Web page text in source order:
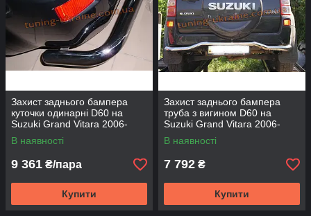
Захист заднього бампера
куточки одинарні D60 на
Suzuki Grand Vitara 2006-
2015
В наявності
9 361 ₴/пара
Купити
Захист заднього бампера
труба з вигином D60 на
Suzuki Grand Vitara 2006-
2015
В наявності
7 792 ₴
Купити